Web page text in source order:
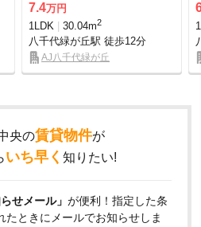
7.4万円
1LDK
30.04m2
八千代緑が丘駅 徒歩12分
AJ八千代緑が丘
央の賃貸物件が
いち早く 知りたい!
せメール」 が便利！指定した条
たときにメールでお知らせしま